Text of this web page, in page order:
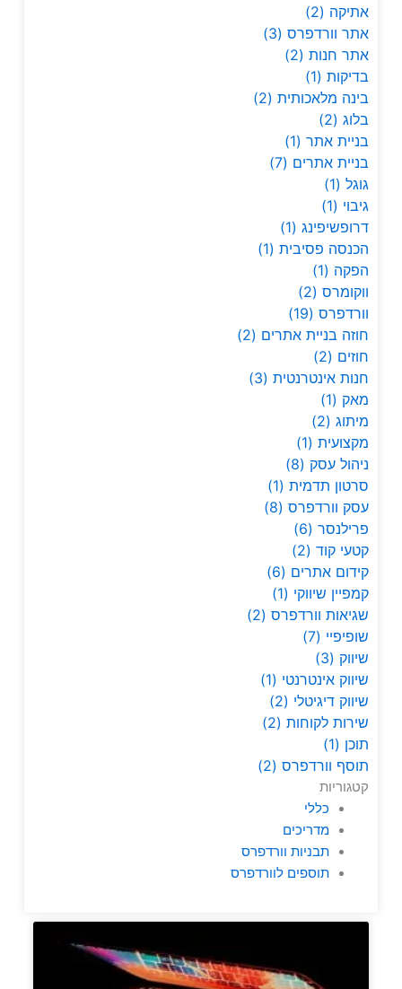
אתיקה (2)
אתר וורדפרס(3)
אתר חנות(2)
בדיקות(1)
בינה מלאכותית(2)
בלוג(2)
בניית אתר(1)
בניית אתרים (7)
גוגל(1)
גיבוי (1)
דרופשיפינג(1)
הכנסה פסיבית(1)
הפקה (1)
ווקומרס(2)
וורדפרס(19)
חוזה בניית אתרים (2)
חוזים (2)
חנות אינטרנטית(3)
מאק (1)
מיתוג(2)
מקצועית(1)
ניהול עסק (8)
סרטון תדמית(1)
עסק וורדפרס(8)
פרילנסר(6)
קטעי קוד(2)
קידום אתרים (6)
קמפיין שיווקי (1)
שגיאות וורדפרס(2)
שופיפיי (7)
שיווק (3)
שיווק אינטרנטי (1)
שיווק דיגיטלי (2)
שירות לקוחות(2)
תוכן (1)
תוסף וורדפרס(2)
קטגוריות
כללי
מדריכים
תבניות וורדפרס
תוספים לוורדפרס